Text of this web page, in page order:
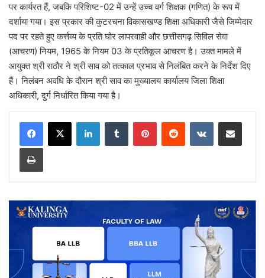
पर कार्यरत हैं, जबकि परिशिष्ट-02 में उन्हें उच्च वर्ग शिक्षक (गणित) के रूप में
दर्शाया गया। इस प्रकार की कुटरचना विकासखण्ड शिक्षा अधिकारी जैसे जिम्मेदार
पद पर रहते हुए कर्त्तव्य के प्रति घोर लापरवाही और छत्तीसगढ़ सिविल सेवा
(आचरण) नियम, 1965 के नियम 03 के प्रतिकूल आचरण है। उक्त मामले में
आयुक्त श्री राठौर ने श्री साव को तत्काल प्रभाव से निलंबित करने के निर्देश दिए
हैं। निलंबन अवधि के दौरान श्री साव का मुख्यालय कार्यालय जिला शिक्षा
अधिकारी, दुर्ग निर्धारित किया गया है।
LinkedInTumblr PinterestReddit VKontakteShare via Email
Print